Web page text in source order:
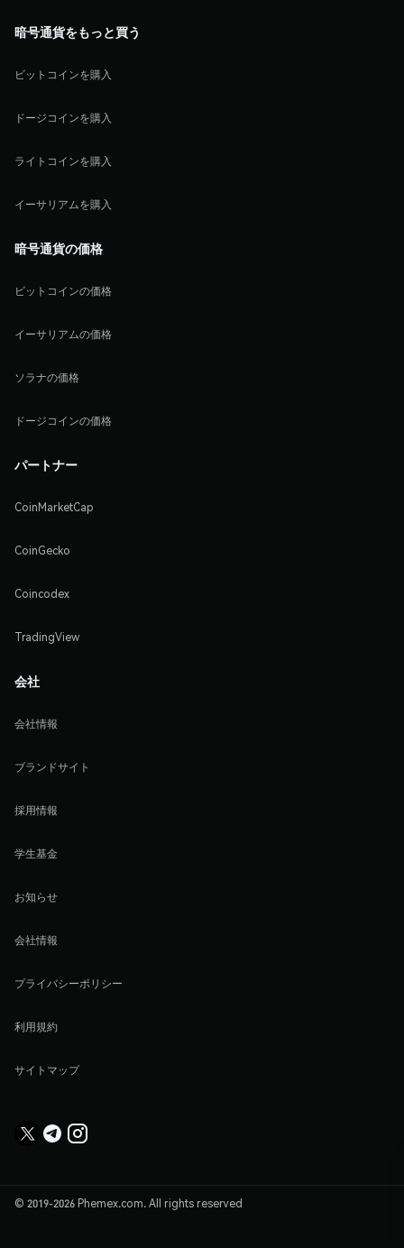
暗号通貨をもっと買う
ビットコインを購入
ドージコインを購入
ライトコインを購入
イーサリアムを購入
暗号通貨の価格
ビットコインの価格
イーサリアムの価格
ソラナの価格
ドージコインの価格
パートナー
CoinMarketCap
CoinGecko
Coincodex
TradingView
会社
会社情報
ブランドサイト
採用情報
学生基金
お知らせ
会社情報
プライバシーポリシー
利用規約
サイトマップ
© 2019-2026 Phemex.com. All rights reserved